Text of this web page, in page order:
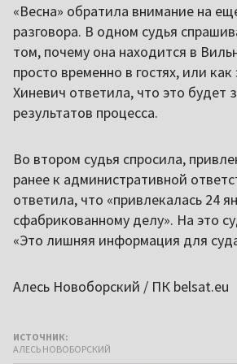
«Весна» обратила внимание на
разговора. В одном судья
том, почему она находится в
просто временно в гостях, или как
Хиневич ответила, что это будет
результатов процесса.
Во втором судья спросила,
ранее к административной
ответила, что «привлекалась 24
сфабрикованному делу». На это
«Это лишняя информация для
Алесь Новоборский / ПК belsat.eu
ИСТОЧНИК:
АЛЕСЬ НОВОБОРСКИЙ